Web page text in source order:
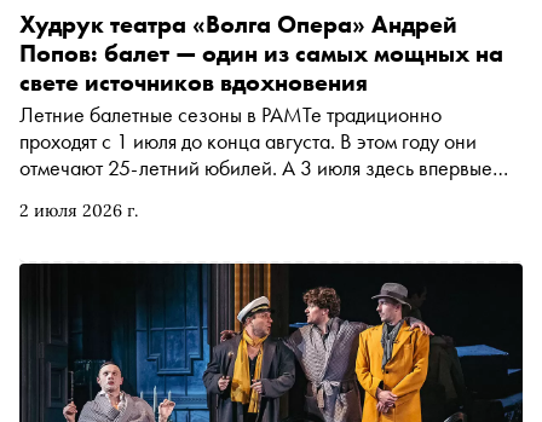
2 июля 2026 г.
Худрук театра «Волга Опера» Андрей
Попов: балет — один из самых мощных на
свете источников вдохновения
Летние балетные сезоны в РАМТе традиционно
проходят с 1 июля до конца августа. В этом году они
отмечают 25-летний юбилей. А 3 июля здесь впервые
крупнейших театров Поволжья — Чувашский
О шести его постановках, которые можно будет увидеть
в Москве с 1 по 5 июля, рассказал художественный
руководитель труппы, лауреат Вахтанговской премии в
области организации театрального дела, выпускник
Высшей школы управления в сфере культуры (ВШУК)
Андрей Попов